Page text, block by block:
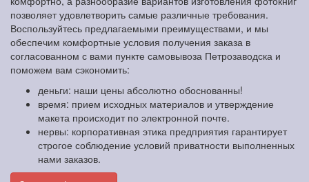
позволяет удовлетворить самые различные требования.
Воспользуйтесь предлагаемыми преимуществами, и мы
обеспечим комфортные условия получения заказа в
согласованном с вами пункте самовывоза Петрозаводска и
поможем вам сэкономить:
деньги: наши цены абсолютно обоснованны!
время: прием исходных материалов и утверждение
макета происходит по электронной почте.
нервы: корпоративная этика предприятия гарантирует
строгое соблюдение условий приватности выполненных
нами заказов.